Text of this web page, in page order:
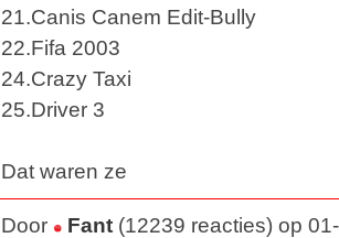
21.Canis Canem Edit-Bully
22.Fifa 2003
24.Crazy Taxi
25.Driver 3
Dat waren ze
Door Fant (12239 reacties) op